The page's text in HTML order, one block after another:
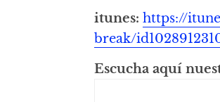
itunes:https://
break/
Escucha aquí